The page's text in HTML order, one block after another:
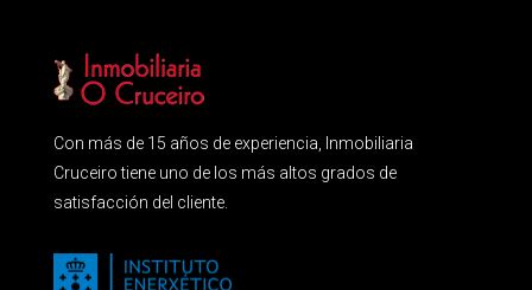
Con más de 15 años de experiencia, Inmobiliaria
Cruceiro tiene uno de los más altos grados de
satisfacción del cliente.